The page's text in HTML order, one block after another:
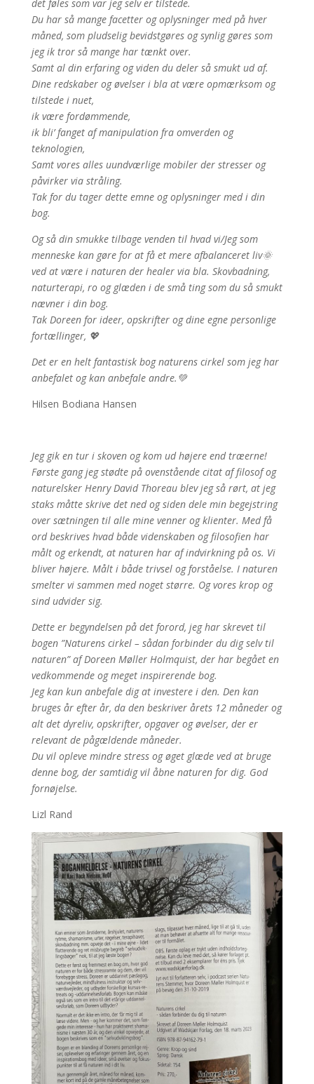
det føles som var jeg selv er tilstede.
Du har så mange facetter og oplysninger med på hver
måned, som pludselig bevidstgøres og synlig gøres som
jeg ik tror så mange har tænkt over.
Samt al din erfaring og viden du deler så smukt ud af.
Dine redskaber og øvelser i bla at være opmærksom og
tilstede i nuet,
ik være fordømmende,
ik bli’ fanget af manipulation fra omverden og
teknologien,
Samt vores alles uundværlige mobiler der stresser og
påvirker via stråling.
Tak for du tager dette emne og oplysninger med i din
bog.
Og så din smukke tilbage venden til hvad vi/Jeg som
menneske kan gøre for at få et mere afbalanceret liv🌞
ved at være i naturen der healer via bla. Skovbadning,
naturterapi, ro og glæden i de små ting som du så smukt
nævner i din bog.
Tak Doreen for ideer, opskrifter og dine egne personlige
fortællinger, 💖
Det er en helt fantastisk bog naturens cirkel som jeg har
anbefalet og kan anbefale andre.💚
Hilsen Bodiana Hansen
Jeg gik en tur i skoven og kom ud højere end træerne!
Første gang jeg stødte på ovenstående citat af filosof og
naturelsker Henry David Thoreau blev jeg så rørt, at jeg
staks måtte skrive det ned og siden dele min begejstring
over sætningen til alle mine venner og klienter. Med få
ord beskrives hvad både videnskaben og filosofien har
målt og erkendt, at naturen har af indvirkning på os. Vi
bliver højere. Målt i både trivsel og forståelse. I naturen
smelter vi sammen med noget større. Og vores krop og
sind udvider sig.
Dette er begyndelsen på det forord, jeg har skrevet til
bogen ”Naturens cirkel – sådan forbinder du dig selv til
naturen” af Doreen Møller Holmquist, der har begået en
vedkommende og meget inspirerende bog.
Jeg kan kun anbefale dig at investere i den. Den kan
bruges år efter år, da den beskriver årets 12 måneder og
alt det dyreliv, opskrifter, opgaver og øvelser, der er
relevant de pågældende måneder.
Du vil opleve mindre stress og øget glæde ved at bruge
denne bog, der samtidig vil åbne naturen for dig. God
fornøjelse.
Lizl Rand